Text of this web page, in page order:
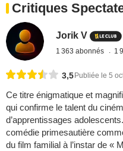
Critiques
Jorik V
1 363 abonnés 1
3,5Publiée le 5
Ce titre énigmatique et
qui confirme le talent du
d’apprentissages
comédie primesautière
du film familial à l’instar de «